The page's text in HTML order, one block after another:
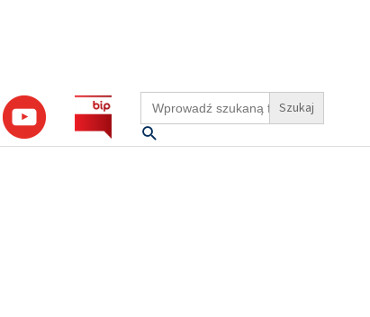
Search
for:
Szukaj